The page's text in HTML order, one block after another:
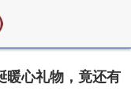
暖心礼物，竟还有